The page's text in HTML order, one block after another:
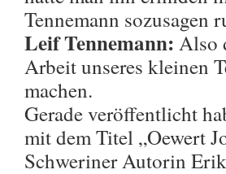
Tennemann sozusagen
Leif Tennemann: Also
Arbeit unseres kleinen
machen.
Gerade veröffentlicht
mit dem Titel „Oewert
Schweriner Autorin